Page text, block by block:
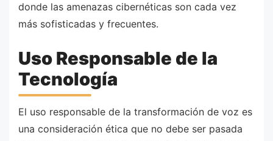
donde las amenazas cibernéticas son cada vez
más sofisticadas y frecuentes.
Uso Responsable de la
Tecnología
El uso responsable de la transformación de voz es
una consideración ética que no debe ser pasada